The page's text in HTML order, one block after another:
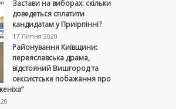
Застави на виборах: скільки
доведеться сплатити
кандидатам у Приірпінні?
17 Липня 2020
Районування Київщини:
переяславська драма,
відстояний Вишгород та
сексистське побажання про